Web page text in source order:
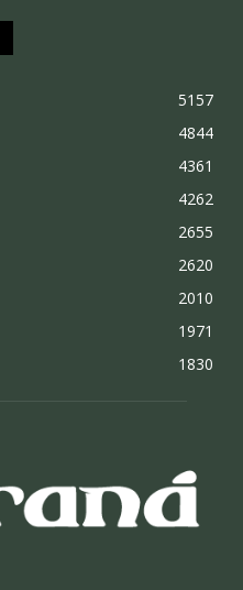
5157
4844
4361
4262
2655
2620
2010
1971
1830